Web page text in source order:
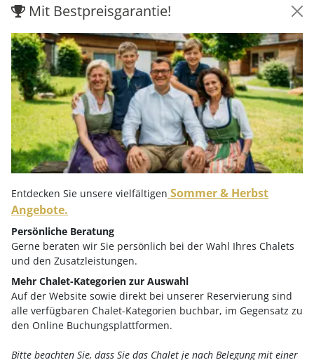
Wohltuende Wärme in handgefertigter Sauna mit Blick
auf verschneite Kärntner Wälder.
Mit Bestpreisgarantie!
Entdecken Sie unsere vielfältigen Sommer & Herbst
Angebote.
Persönliche Beratung
Gerne beraten wir Sie persönlich bei der Wahl Ihres Chalets
und den Zusatzleistungen.
Mehr Chalet-Kategorien zur Auswahl
Auf der Website sowie direkt bei unserer Reservierung sind
alle verfügbaren Chalet-Kategorien buchbar, im Gegensatz zu
den Online Buchungsplattformen.
Bitte beachten Sie, dass Sie das Chalet je nach Belegung mit einer